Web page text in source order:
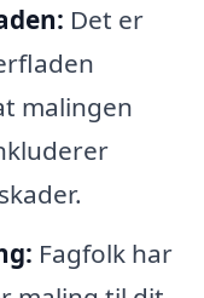
Det er
malingen
Fagfolk har